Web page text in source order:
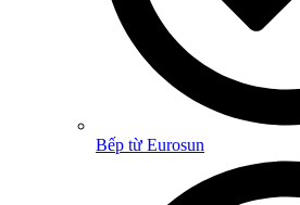
Bếp từ Eurosun